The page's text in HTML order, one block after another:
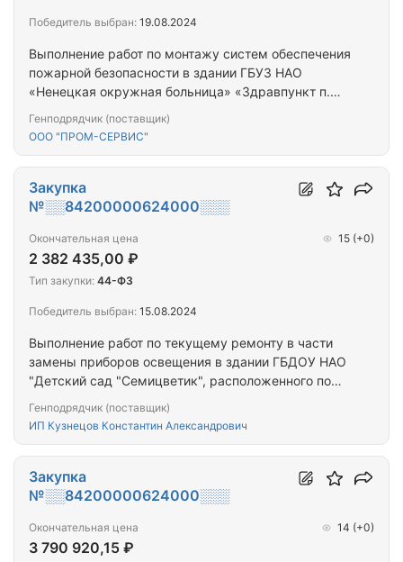
Выполнение работ по монтажу систем обеспечения
пожарной безопасности в здании ГБУЗ НАО
«Ненецкая окружная больница» «Здравпункт п.
Генподрядчик (поставщик)
ООО "ПРОМ-СЕРВИС"
Победитель выбран: 19.08.2024
Выполнение работ по текущему ремонту в части
замены приборов освещения в здании ГБДОУ НАО
"Детский сад "Семицветик", расположенного по
Нарьян-Мар, улица Пырерко, дом 6
Генподрядчик (поставщик)
ИП Кузнецов Константин Александрович
Закупка
№░░84200000624000░░░
Окончательная цена
2 382 435,00 ₽
15 (+0)
Тип закупки: 44-ФЗ
Победитель выбран: 15.08.2024
Закупка
№░░84200000624000░░░
Окончательная цена
3 790 920,15 ₽
14 (+0)